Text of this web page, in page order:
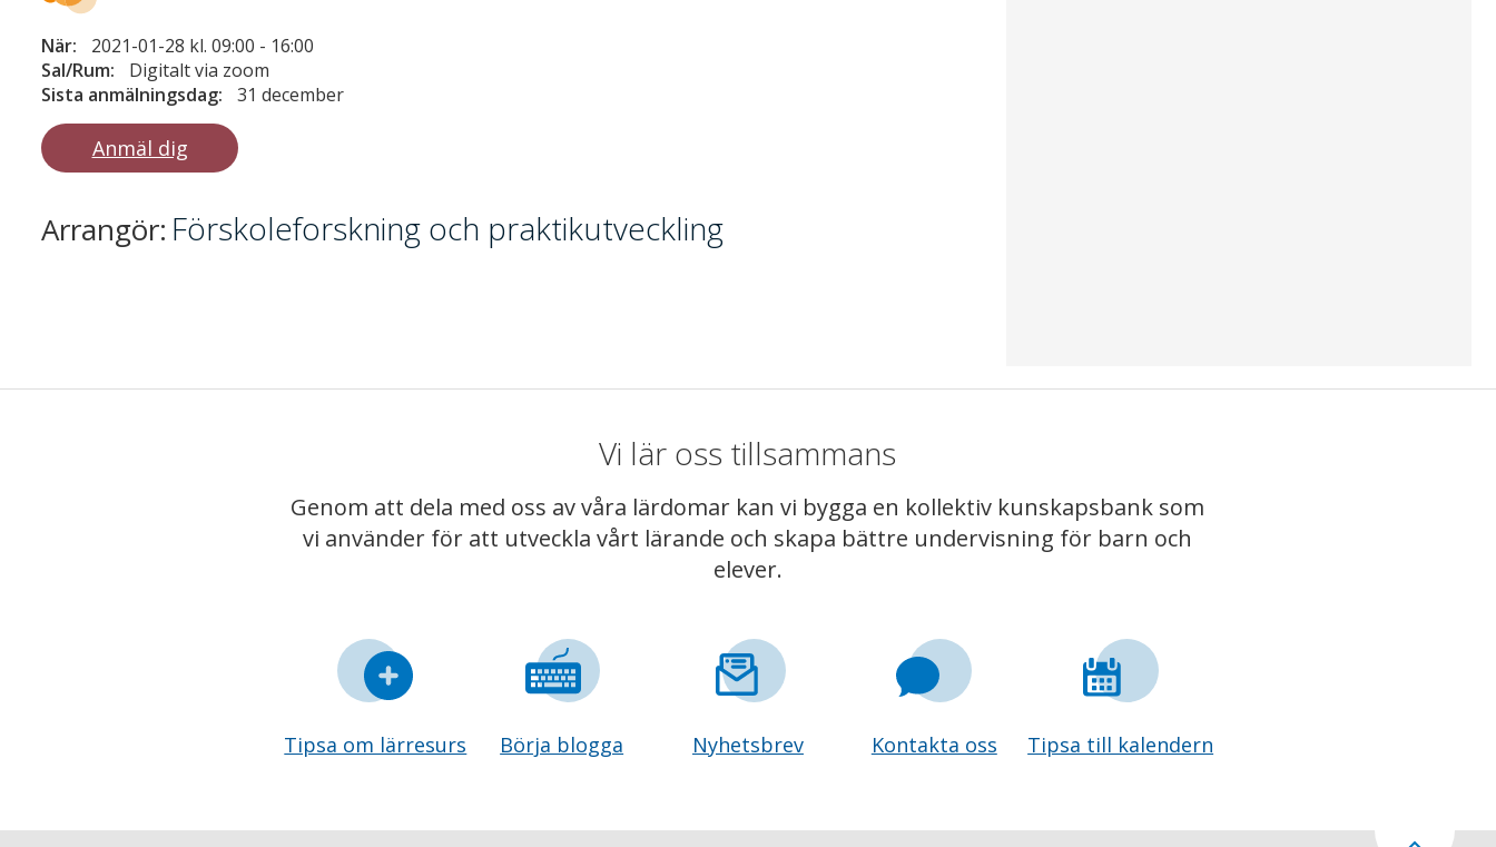
När: 2021-01-28 kl. 09:00 - 16:00
Sal/Rum:
Digitalt via zoom
Sista anmälningsdag:
31 december
Anmäl dig
Arrangör: Förskoleforskning och praktikutveckling
Vi lär oss tillsammans
Genom att dela med oss av våra lärdomar kan vi bygga en kollektiv kunskapsbank som
vi använder för att utveckla vårt lärande och skapa bättre undervisning för barn och
elever.
Tipsa om lärresurs Börja blogga Nyhetsbrev Kontakta oss Tipsa till kalendern